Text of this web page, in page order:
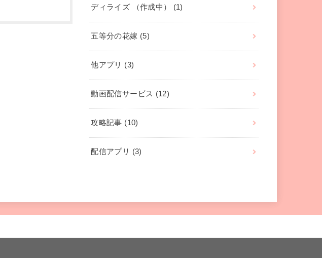
ディライズ （作成中） (1)
五等分の花嫁 (5)
他アプリ (3)
動画配信サービス (12)
攻略記事 (10)
配信アプリ (3)